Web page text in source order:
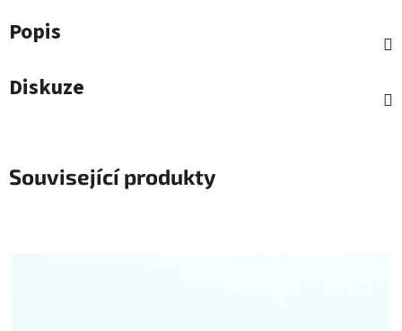
Popis
Diskuze
Související produkty